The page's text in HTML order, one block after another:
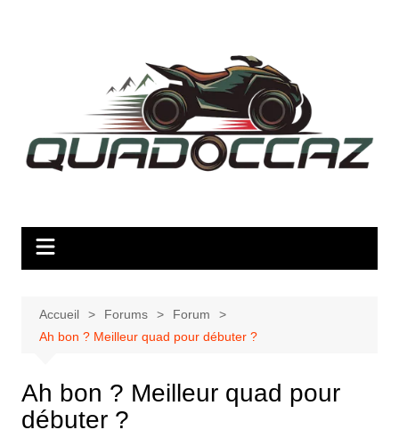
Accueil Forums
Forum
Ah bon ? Meilleur quad pour débuter ?
Ah bon ? Meilleur quad pour
débuter ?